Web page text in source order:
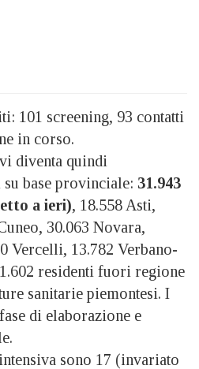
101 screening, 93 contatti
in corso.
diventa quindi
base provinciale: 31.943
a ieri), 18.558 Asti,
30.063 Novara,
Vercelli, 13.782 Verbano-
residenti fuori regione
sanitarie piemontesi. I
di elaborazione e
sono 17 (invariato